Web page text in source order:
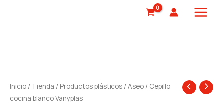
Inicio / Tienda / Productos plásticos /Aseo / Cepillo
cocina blanco Vanyplas